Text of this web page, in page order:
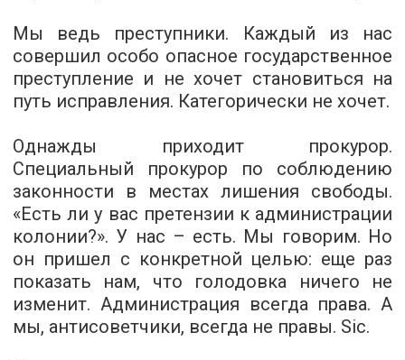
Мы ведь преступники. Каждый из нас
совершил особо опасное государственное
преступление и не хочет становиться на
путь исправления. Категорически не хочет.
Однажды приходит прокурор.
Специальный прокурор по соблюдению
законности в местах лишения свободы.
«Есть ли у вас претензии к администрации
колонии?». У нас – есть. Мы говорим. Но
он пришел с конкретной целью: еще раз
показать нам, что голодовка ничего не
изменит. Администрация всегда права. А
мы, антисоветчики, всегда не правы. Sic.